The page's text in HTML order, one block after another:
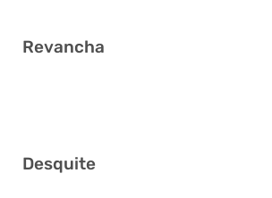
Revancha
Desquite